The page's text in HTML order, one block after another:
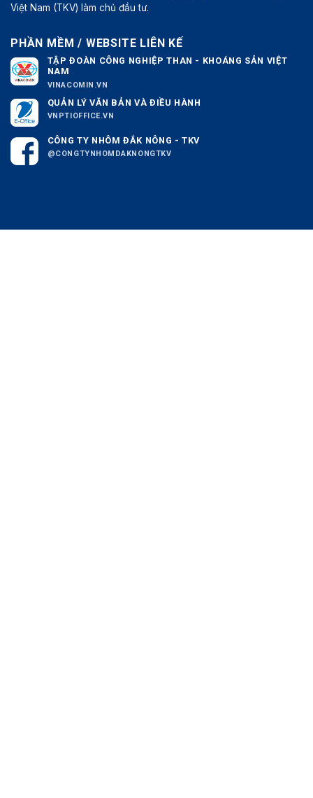
Việt Nam (TKV) làm chủ đầu tư.
PHẦN MỀM / WEBSITE LIÊN KẾ
TẬP ĐOÀN CÔNG NGHIỆP THAN - KHOÁNG SẢN VIỆT
NAM
VINACOMIN.VN
QUẢN LÝ VĂN BẢN VÀ ĐIỀU HÀNH
VNPTIOFFICE.VN
CÔNG TY NHÔM ĐẮK NÔNG - TKV
@CONGTYNHOMDAKNONGTKV